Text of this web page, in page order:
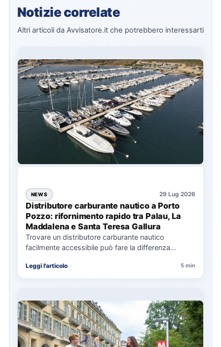
Notizie correlate
Altri articoli da Avvisatore.it che potrebbero interessarti
NEWS 29 Lug 2026
Distributore carburante nautico a Porto
Pozzo: rifornimento rapido tra Palau, La
Maddalena e Santa Teresa Gallura
Trovare un distributore carburante nautico
facilmente accessibile può fare la differenza
soprattutto…
Leggi l'articolo 5 min